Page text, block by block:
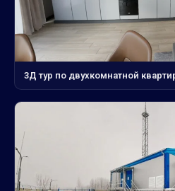
3Д тур по двухкомнатной